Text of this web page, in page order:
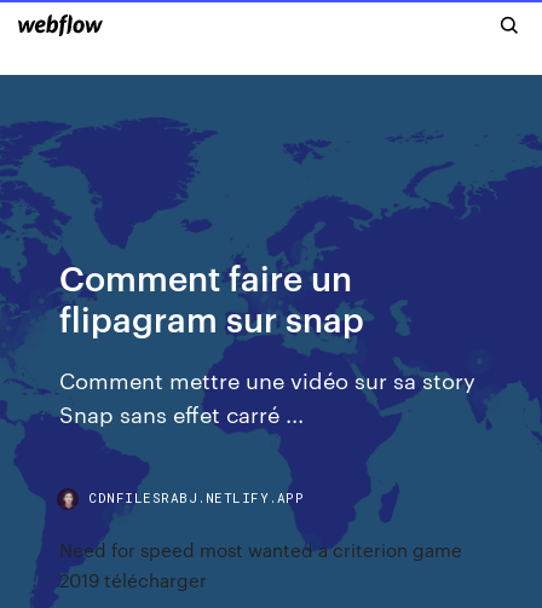
Comment faire un
flipagram sur snap
Comment mettre une vidéo sur sa story
Snap sans effet carré ...
CDNFILESRABJ.NETLIFY.APP
Need for speed most wanted a criterion game
2019 télécharger